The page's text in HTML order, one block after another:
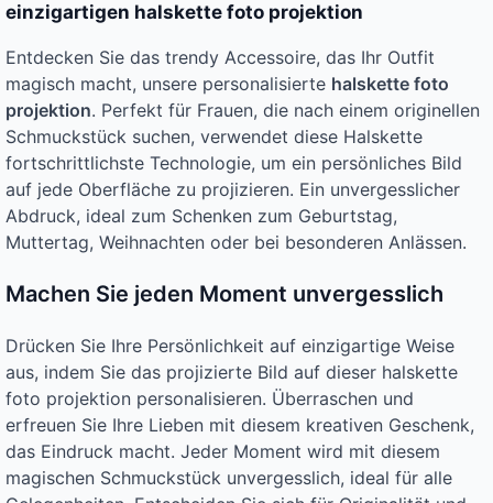
einzigartigen halskette foto projektion
Entdecken Sie das trendy Accessoire, das Ihr Outfit
magisch macht, unsere personalisierte halskette foto
projektion. Perfekt für Frauen, die nach einem originellen
Schmuckstück suchen, verwendet diese Halskette
fortschrittlichste Technologie, um ein persönliches Bild
auf jede Oberfläche zu projizieren. Ein unvergesslicher
Abdruck, ideal zum Schenken zum Geburtstag,
Muttertag, Weihnachten oder bei besonderen Anlässen.
Machen Sie jeden Moment unvergesslich
Drücken Sie Ihre Persönlichkeit auf einzigartige Weise
aus, indem Sie das projizierte Bild auf dieser halskette
foto projektion personalisieren. Überraschen und
erfreuen Sie Ihre Lieben mit diesem kreativen Geschenk,
das Eindruck macht. Jeder Moment wird mit diesem
magischen Schmuckstück unvergesslich, ideal für alle